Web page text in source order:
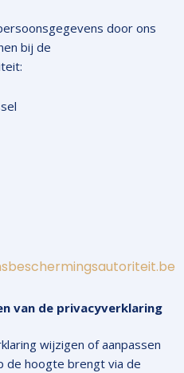
door ons
bij de
van de privacyverklaring
wijzigen of aanpassen
de hoogte brengt via de